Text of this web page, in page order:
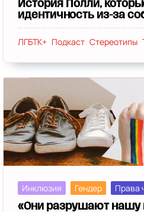
История Полли,
идентичность из-за
ЛГБТК+ Подкаст Стереотипы
Инклюзия Гендер Права
«Они разрушают нашу